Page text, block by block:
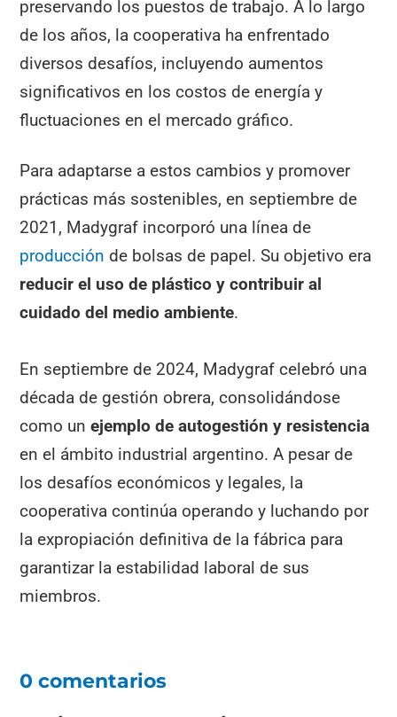
preservando los puestos de trabajo. A lo largo
de los años, la cooperativa ha enfrentado
diversos desafíos, incluyendo aumentos
significativos en los costos de energía y
fluctuaciones en el mercado gráfico.
Para adaptarse a estos cambios y promover
prácticas más sostenibles, en septiembre de
2021, Madygraf incorporó una línea de
producción de bolsas de papel. Su objetivo era
reducir el uso de plástico y contribuir al
cuidado del medio ambiente.
En septiembre de 2024, Madygraf celebró una
década de gestión obrera, consolidándose
como unejemplo de autogestión y resistencia
en el ámbito industrial argentino. A pesar de
los desafíos económicos y legales, la
cooperativa continúa operando y luchando por
la expropiación definitiva de la fábrica para
garantizar la estabilidad laboral de sus
miembros.
0 comentarios